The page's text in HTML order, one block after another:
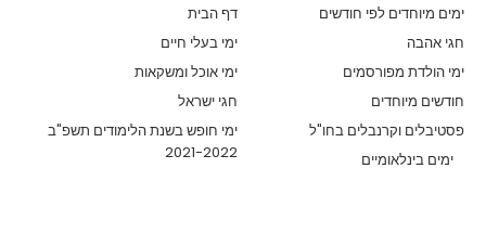
דף הבית
ימים מיוחדים לפי חודשים
ימי בעלי חיים
חגי אהבה
ימי אוכל ומשקאות
ימי הולדת מפורסמים
חגי ישראל
חודשים מיוחדים
ימי חופש בשנת הלימודים תשפ"ב
2021-2022
פסטיבלים וקרנבלים בחו"ל
ימים בינלאומיים